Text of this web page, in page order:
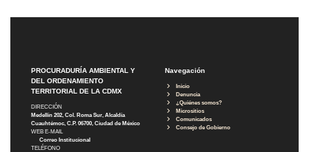
PROCURADURÍA AMBIENTAL Y
DEL ORDENAMIENTO
TERRITORIAL DE LA CDMX
DIRECCIÓN
Medellín 202, Col. Roma Sur, Alcaldía
Cuauhtémoc, C.P. 06700, Ciudad de México
WEB E-MAIL
Correo Institucional
TELÉFONO
Navegación
Inicio
Denuncia
¿Quiénes somos?
Micrositios
Comunicados
Consejo de Gobierno